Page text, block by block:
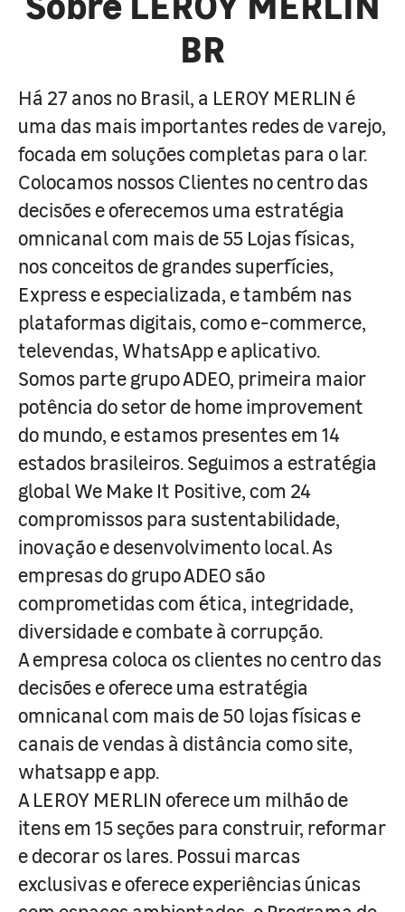
BR
Há 27 anos no Brasil, a LEROY MERLIN é
uma das mais importantes redes de varejo,
focada em soluções completas para o lar.
Colocamos nossos Clientes no centro das
decisões e oferecemos uma estratégia
omnicanal com mais de 55 Lojas físicas,
nos conceitos de grandes superfícies,
Express e especializada, e também nas
plataformas digitais, como e-commerce,
televendas, WhatsApp e aplicativo.
Somos parte grupo ADEO, primeira maior
potência do setor de home improvement
do mundo, e estamos presentes em 14
estados brasileiros. Seguimos a estratégia
global We Make It Positive, com 24
compromissos para sustentabilidade,
inovação e desenvolvimento local. As
empresas do grupo ADEO são
comprometidas com ética, integridade,
diversidade e combate à corrupção.
A empresa coloca os clientes no centro das
decisões e oferece uma estratégia
omnicanal com mais de 50 lojas físicas e
canais de vendas à distância como site,
whatsapp e app.
A LEROY MERLIN oferece um milhão de
itens em 15 seções para construir, reformar
e decorar os lares. Possui marcas
exclusivas e oferece experiências únicas